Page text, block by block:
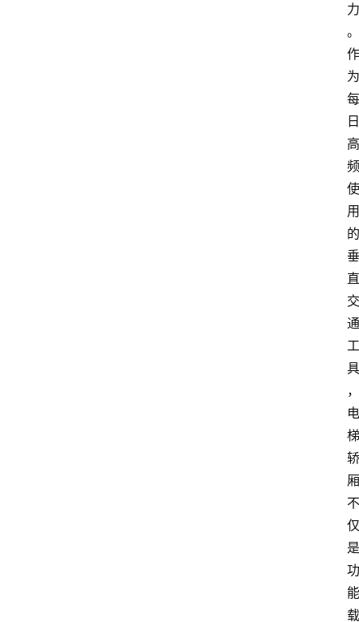
力
。
作
为
每
日
高
频
使
用
的
垂
直
交
通
工
具
，
电
梯
轿
厢
不
仅
是
功
能
载